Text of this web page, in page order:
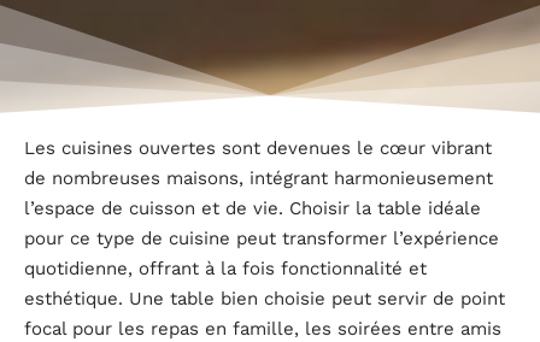
Les cuisines ouvertes sont devenues le cœur vibrant
de nombreuses maisons, intégrant harmonieusement
l’espace de cuisson et de vie. Choisir la table idéale
pour ce type de cuisine peut transformer l’expérience
quotidienne, offrant à la fois fonctionnalité et
esthétique. Une table bien choisie peut servir de point
focal pour les repas en famille, les soirées entre amis